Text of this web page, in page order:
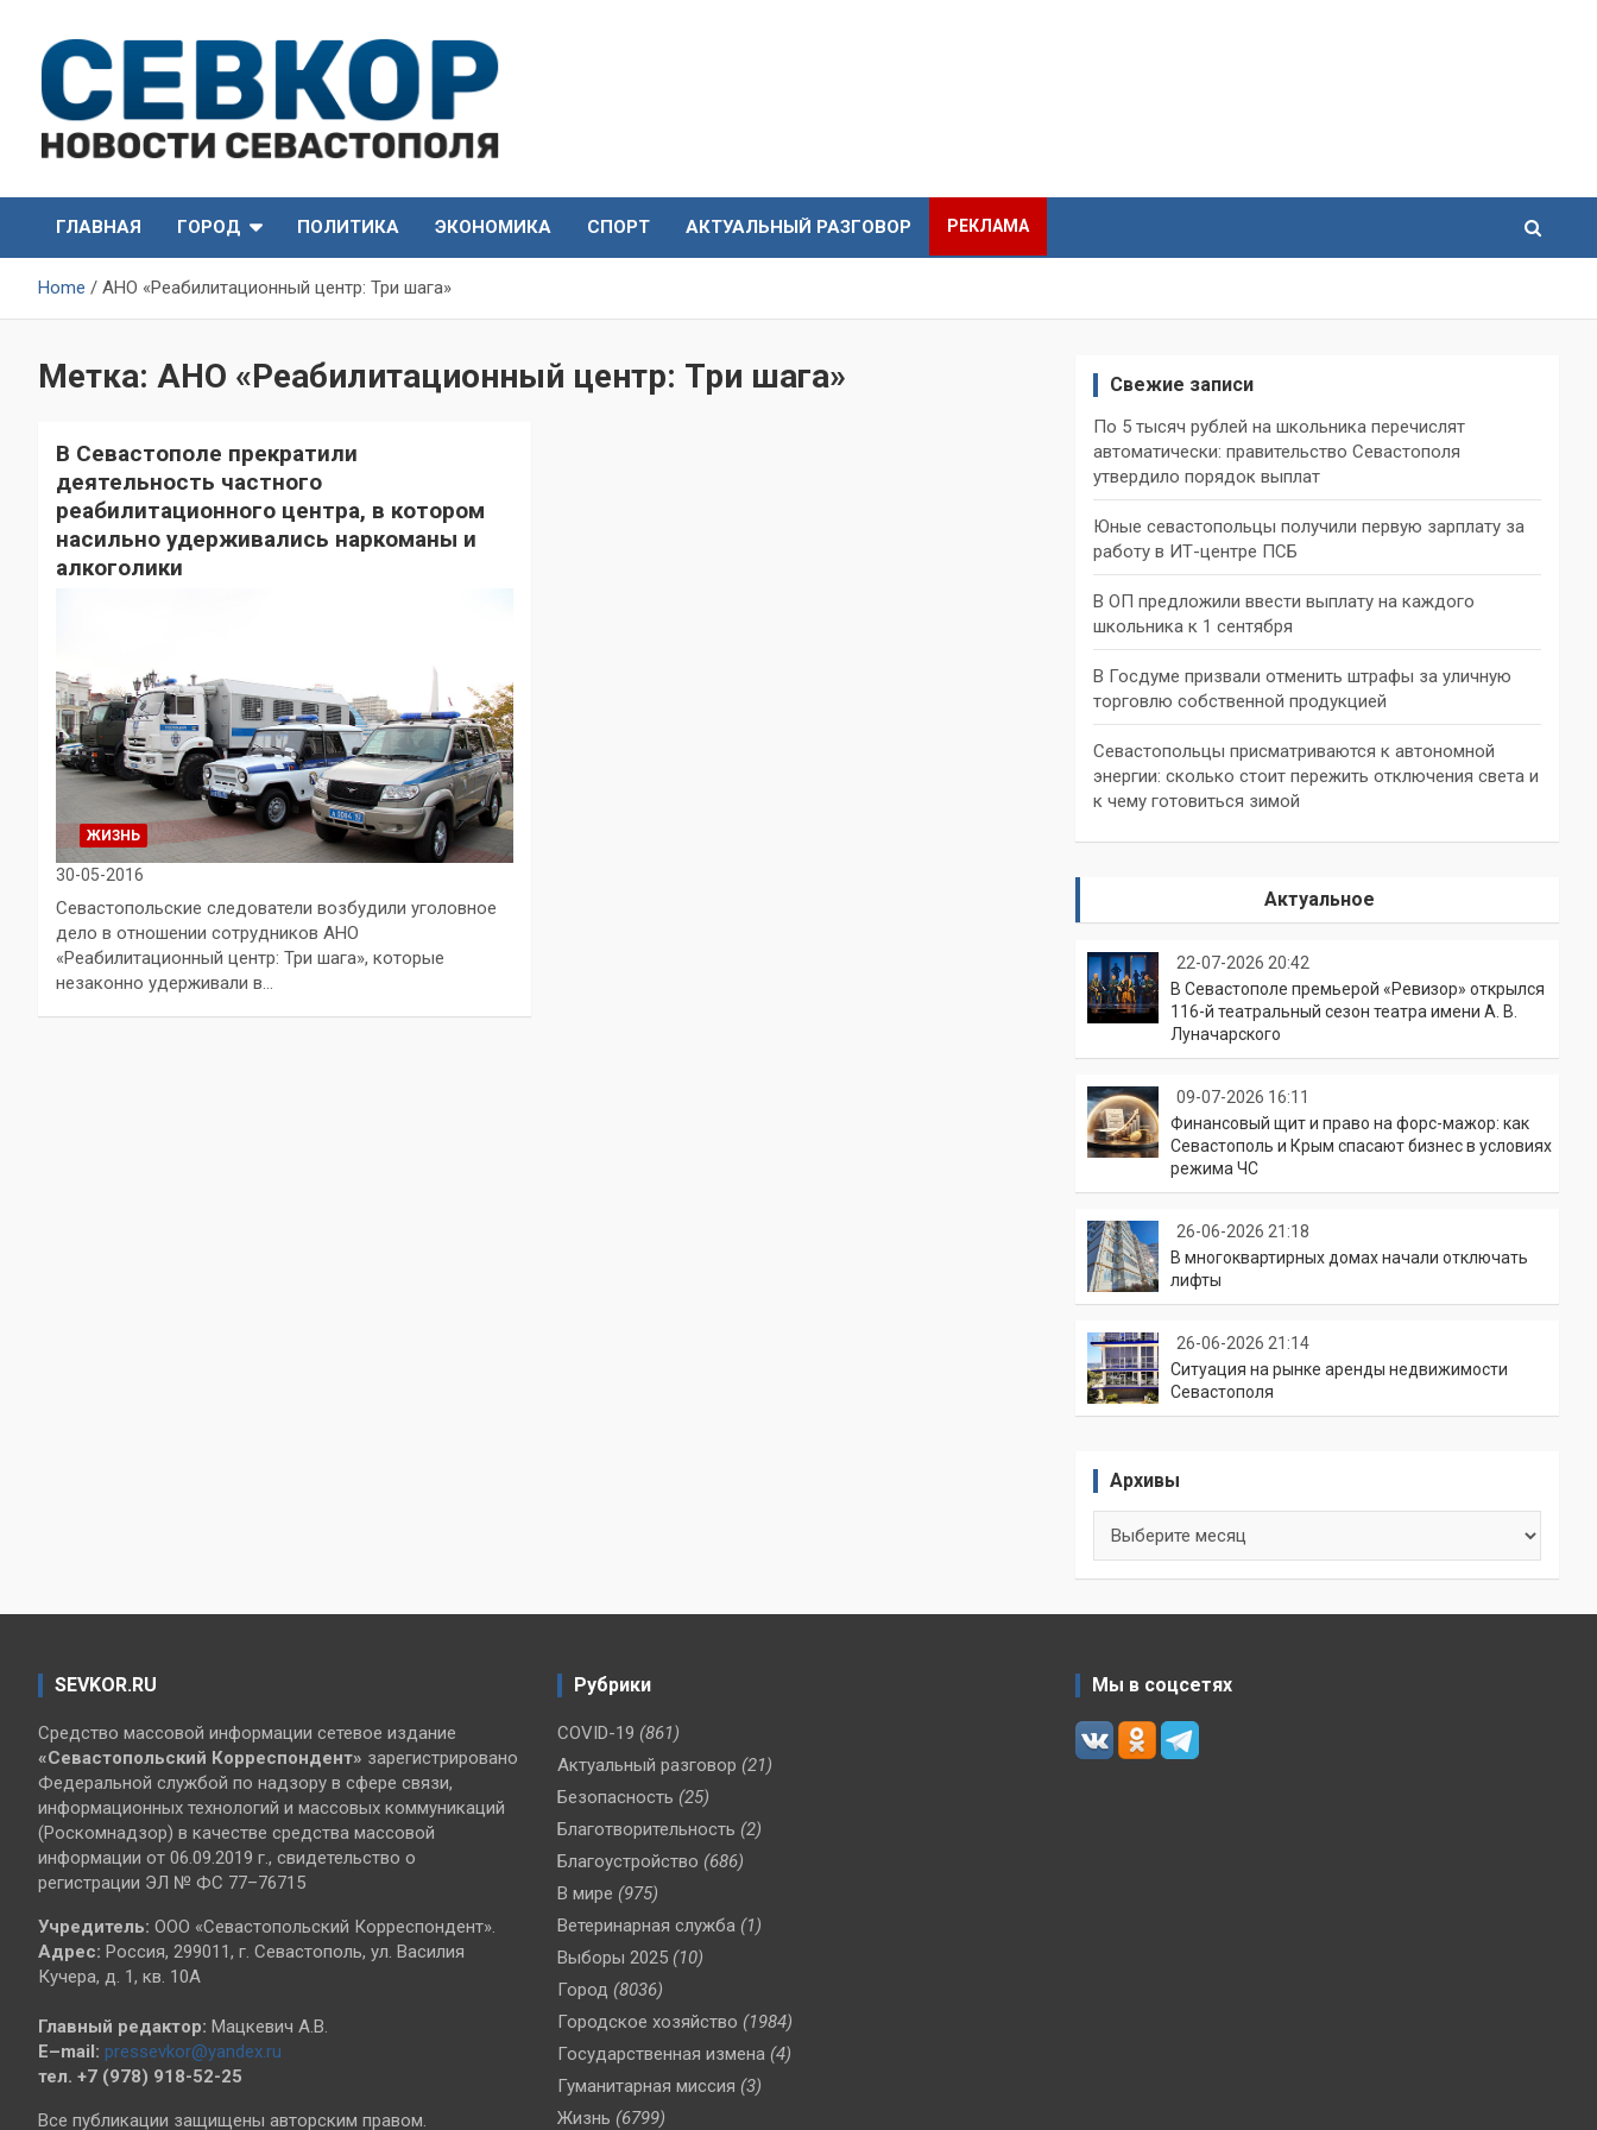
content
СевКор — Новости
Севастополя
Севастополя
ГЛАВНАЯ
ГОРОД ПОЛИТИКА ЭКОНОМИКА СПОРТ АКТУАЛЬНЫЙ РАЗГОВОР РЕКЛАМА
Home АНО «Реабилитационный центр: Три шага»
Метка: АНО «Реабилитационный центр: Три шага»
В Севастополе прекратили
деятельность частного
реабилитационного центра, в котором
насильно удерживались наркоманы и
алкоголики
ЖИЗНЬ
30-05-2016
Севастопольские следователи возбудили уголовное
дело в отношении сотрудников АНО
«Реабилитационный центр: Три шага», которые
незаконно удерживали в…
Свежие записи
По 5 тысяч рублей на школьника перечислят
автоматически: правительство Севастополя
утвердило порядок выплат
Юные севастопольцы получили первую зарплату за
работу в ИТ-центре ПСБ
В ОП предложили ввести выплату на каждого
школьника к 1 сентября
В Госдуме призвали отменить штрафы за уличную
торговлю собственной продукцией
Севастопольцы присматриваются к автономной
энергии: сколько стоит пережить отключения света и
к чему готовиться зимой
Актуальное
22-07-2026 20:42
В Севастополе премьерой «Ревизор» открылся
116-й театральный сезон театра имени А. В.
Луначарского
09-07-2026 16:11
Финансовый щит и право на форс-мажор: как
Севастополь и Крым спасают бизнес в условиях
режима ЧС
26-06-2026 21:18
В многоквартирных домах начали отключать
лифты
26-06-2026 21:14
Ситуация на рынке аренды недвижимости
Севастополя
Архивы
SEVKOR.RU
Средство массовой информации сетевое издание
«Севастопольский Корреспондент» зарегистрировано
Федеральной службой по надзору в сфере связи,
информационных технологий и массовых коммуникаций
(Роскомнадзор) в качестве средства массовой
информации от 06.09.2019 г., свидетельство о
регистрации ЭЛ № ФС 77–76715
Учредитель: ООО «Севастопольский Корреспондент».
Адрес: Россия, 299011, г. Севастополь, ул. Василия
Кучера, д. 1, кв. 10А
Главный редактор: Мацкевич А.В.
E–mail: pressevkor@yandex.ru
тел. +7 (978) 918-52-25
Все публикации защищены авторским правом.
Рубрики
COVID-19 (861)
Актуальный разговор (21)
Безопасность (25)
Благотворительность (2)
Благоустройство (686)
В мире (975)
Ветеринарная служба (1)
Выборы 2025 (10)
Город (8036)
Городское хозяйство (1984)
Государственная измена (4)
Гуманитарная миссия (3)
Жизнь (6799)
Мы в соцсетях